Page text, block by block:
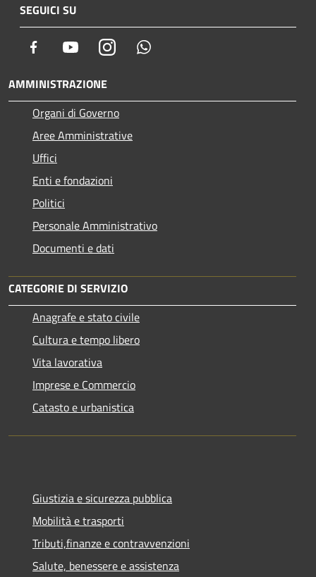
SEGUICI SU
Facebook YoutubeInstagram
AMMINISTRAZIONE
Organi di Governo
Aree Amministrative
Uffici
Enti e fondazioni
Politici
Personale Amministrativo
Documenti e dati
CATEGORIE DI SERVIZIO
Anagrafe e stato civile
Cultura e tempo libero
Vita lavorativa
Imprese e Commercio
Catasto e urbanistica
Giustizia e sicurezza pubblica
Mobilità e trasporti
Tributi,finanze e contravvenzioni
Salute, benessere e assistenza